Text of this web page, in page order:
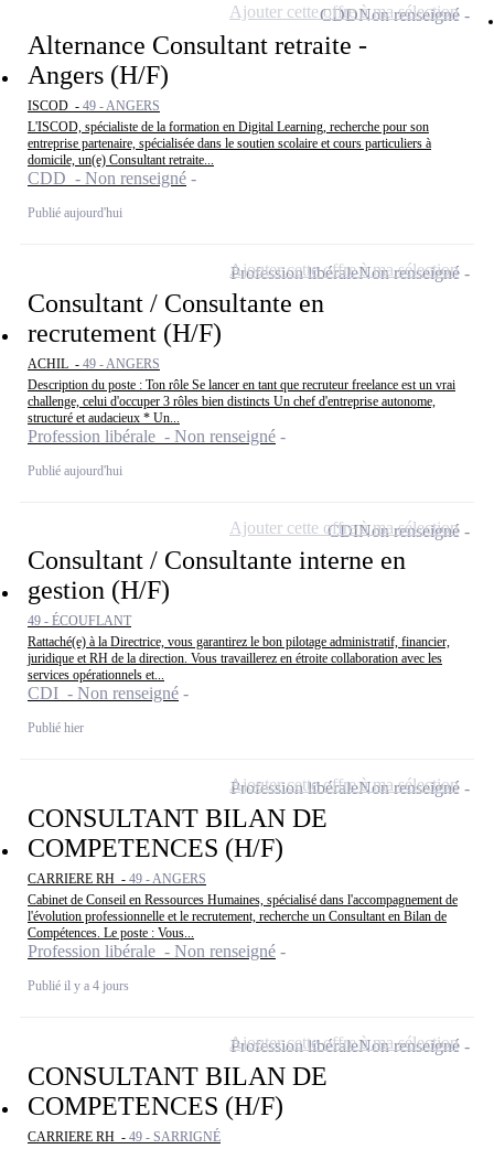
Alternance Consultant retraite -
Angers (H/F)
ISCOD - 49 - ANGERS
L'ISCOD, spécialiste de la formation en Digital Learning, recherche pour son
entreprise partenaire, spécialisée dans le soutien scolaire et cours particuliers à
domicile, un(e) Consultant retraite...
CDD - Non renseigné
Publié aujourd'hui
CDDNon renseigné
Ajouter cette offre à ma sélection
Consultant / Consultante en
recrutement (H/F)
ACHIL - 49 - ANGERS
Description du poste : Ton rôle Se lancer en tant que recruteur freelance est un vrai
challenge, celui d'occuper 3 rôles bien distincts Un chef d'entreprise autonome,
structuré et audacieux * Un...
Profession libérale - Non renseigné
Publié aujourd'hui
Profession libéraleNon renseigné
Ajouter cette offre à ma sélection
Consultant / Consultante interne en
gestion (H/F)
49 - ÉCOUFLANT
Rattaché(e) à la Directrice, vous garantirez le bon pilotage administratif, financier,
juridique et RH de la direction. Vous travaillerez en étroite collaboration avec les
services opérationnels et...
CDI - Non renseigné
Publié hier
CDINon renseigné
Ajouter cette offre à ma sélection
CONSULTANT BILAN DE
COMPETENCES (H/F)
CARRIERE RH - 49 - ANGERS
Cabinet de Conseil en Ressources Humaines, spécialisé dans l'accompagnement de
l'évolution professionnelle et le recrutement, recherche un Consultant en Bilan de
Compétences. Le poste : Vous...
Profession libérale - Non renseigné
Publié il y a 4 jours
Profession libéraleNon renseigné
Ajouter cette offre à ma sélection
CONSULTANT BILAN DE
COMPETENCES (H/F)
CARRIERE RH - 49 - SARRIGNÉ
Profession libéraleNon renseigné
Ajouter cette offre à ma sélection